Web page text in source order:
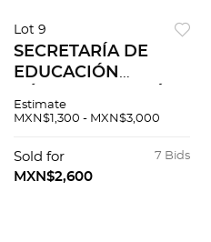
Lot 9
SECRETARÍA DE
EDUCACIÓN
INAH. MÉXICO:
NACIONAL DE
ANTROPOLOGÍA E
Estimate
MXN$1,300 - MXN$3,000
7 Bids
Sold for
MXN$2,600